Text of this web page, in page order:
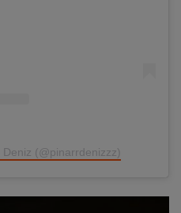
(@pinarrdenizzz)